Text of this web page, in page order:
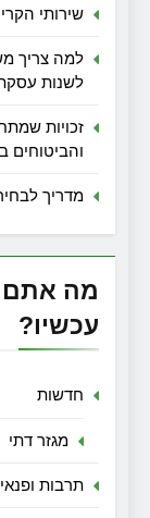
שירותי
למה צריך
לשנות
זכויות
והביטוחים
מדריך
מה אתם
עכשיו?
חדשות
מגזר דתי
תרבות ופנאי